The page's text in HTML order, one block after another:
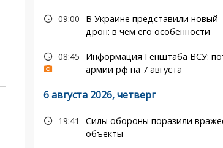
09:00
В Украине представили новый
дрон: в чем его особенности
08:45
Информация Генштаба ВСУ:
армии рф на 7 августа
6 августа 2026, четверг
19:41
Силы обороны поразили
объекты